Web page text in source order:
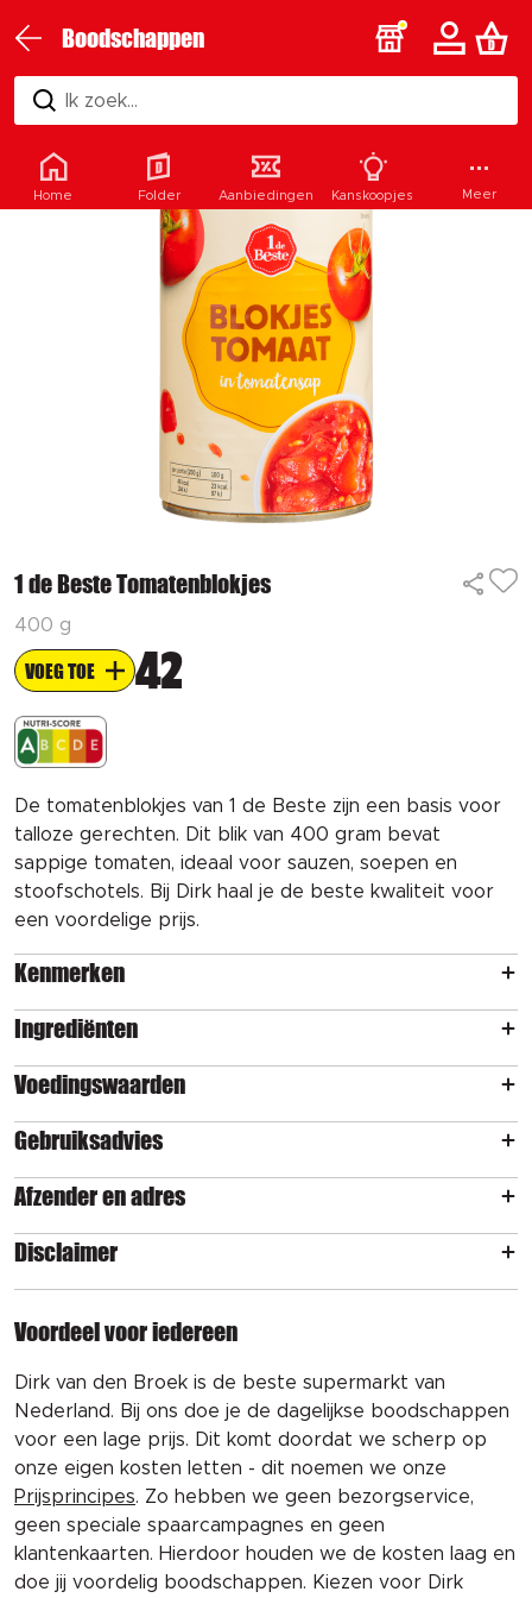
Boodschappen
Ik zoek...
1 de Beste Tomatenblokjes
400 g
VOEG TOE 42
De tomatenblokjes van 1 de Beste zijn een basis voor
talloze gerechten. Dit blik van 400 gram bevat
sappige tomaten, ideaal voor sauzen, soepen en
stoofschotels. Bij Dirk haal je de beste kwaliteit voor
een voordelige prijs.
Kenmerken
Ingrediënten
Voedingswaarden
Gebruiksadvies
Afzender en adres
Disclaimer
Voordeel voor iedereen
Dirk van den Broek is de beste supermarkt van
Nederland. Bij ons doe je de dagelijkse boodschappen
voor een lage prijs. Dit komt doordat we scherp op
onze eigen kosten letten - dit noemen we onze
Prijsprincipes. Zo hebben we geen bezorgservice,
geen speciale spaarcampagnes en geen
klantenkaarten. Hierdoor houden we de kosten laag en
doe jij voordelig boodschappen. Kiezen voor Dirk
Home Folder Aanbiedingen Kanskoopjes Meer